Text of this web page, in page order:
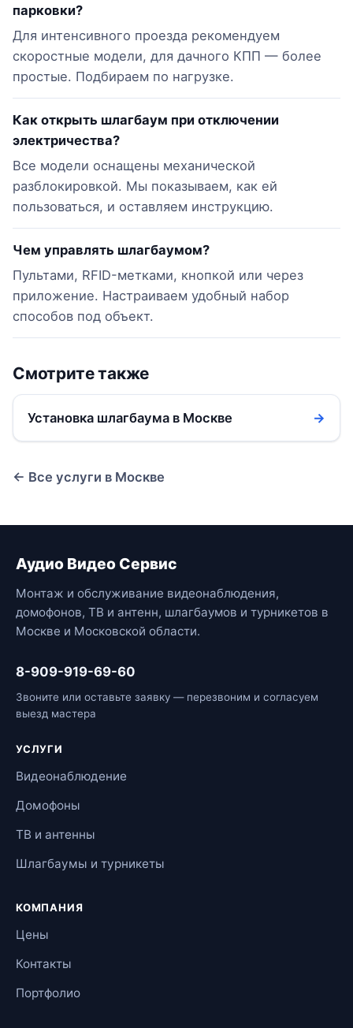
парковки?
Для интенсивного проезда рекомендуем
скоростные модели, для дачного КПП — более
простые. Подбираем по нагрузке.
Как открыть шлагбаум при отключении
электричества?
Все модели оснащены механической
разблокировкой. Мы показываем, как ей
пользоваться, и оставляем инструкцию.
Чем управлять шлагбаумом?
Пультами, RFID-метками, кнопкой или через
приложение. Настраиваем удобный набор
способов под объект.
Смотрите также
Установка шлагбаума в Москве →
← Все услуги в Москве
Аудио Видео Сервис
Монтаж и обслуживание видеонаблюдения,
домофонов, ТВ и антенн, шлагбаумов и турникетов в
Москве и Московской области.
8-909-919-69-60
Звоните или оставьте заявку — перезвоним и согласуем
выезд мастера
УСЛУГИ
Видеонаблюдение
Домофоны
ТВ и антенны
Шлагбаумы и турникеты
КОМПАНИЯ
Цены
Контакты
Портфолио